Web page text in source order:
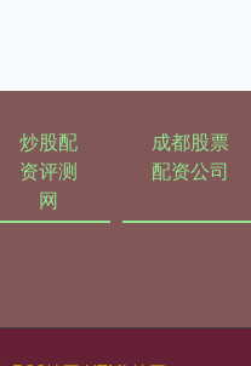
炒股配
资评测
网
成都股票
配资公司